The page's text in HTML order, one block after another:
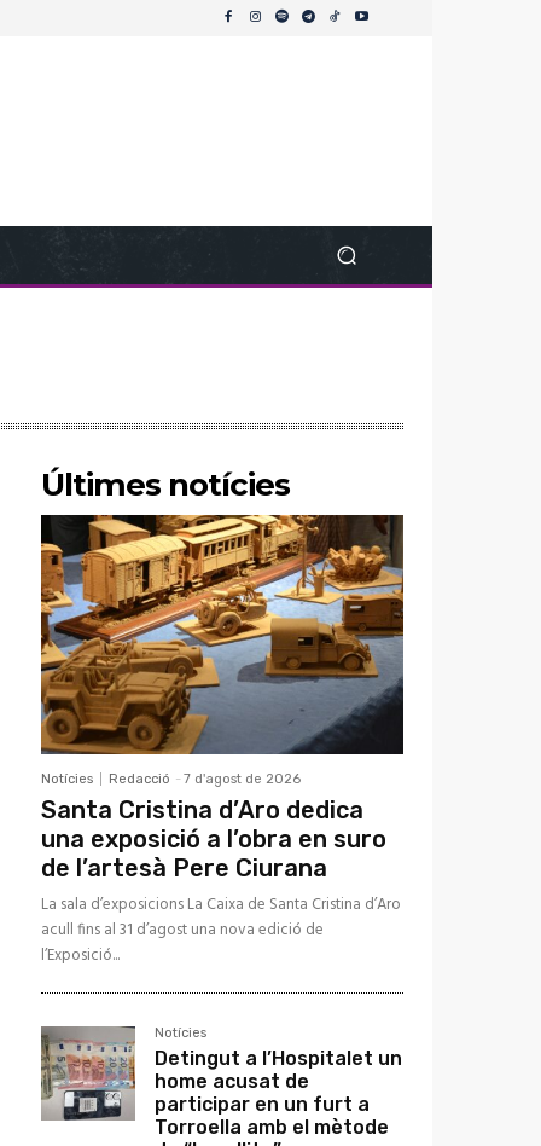
Últimes notícies
Notícies Redacció - 7 d'agost de 2026
Santa Cristina d’Aro dedica
una exposició a l’obra en suro
de l’artesà Pere Ciurana
La sala d’exposicions La Caixa de Santa Cristina d’Aro
acull fins al 31 d’agost una nova edició de
l’Exposició...
Notícies
Detingut a l’Hospitalet un
home acusat de
participar en un furt a
Torroella amb el mètode